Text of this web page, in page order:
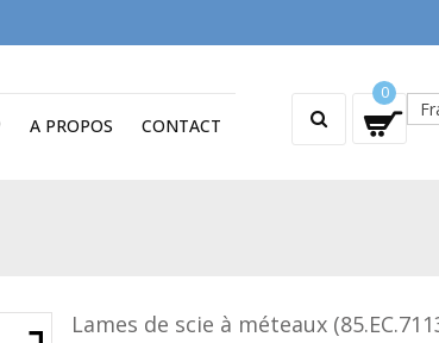
0
A PROPOS CONTACT
Lames de scie à méteaux